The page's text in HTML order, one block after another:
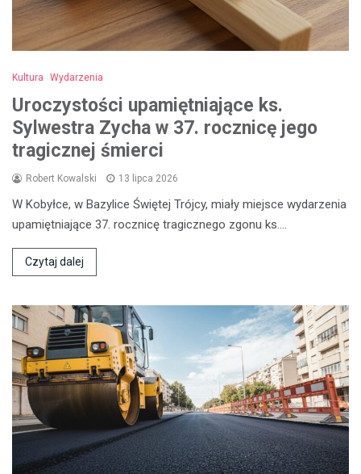
Kultura Wydarzenia
Uroczystości upamiętniające ks.
Sylwestra Zycha w 37. rocznicę jego
tragicznej śmierci
Robert Kowalski 13 lipca 2026
W Kobyłce, w Bazylice Świętej Trójcy, miały miejsce wydarzenia
upamiętniające 37. rocznicę tragicznego zgonu ks.…
Czytaj dalej